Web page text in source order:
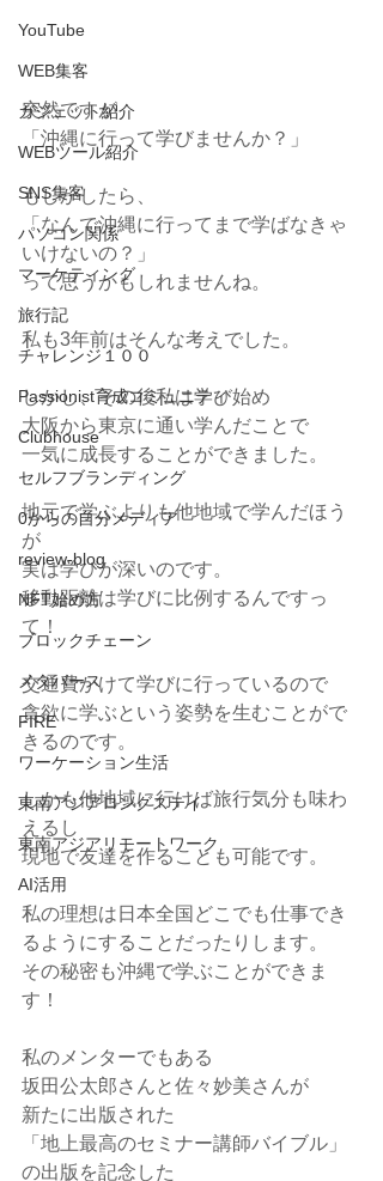
YouTube
WEB集客
ガジェット紹介
WEBツール紹介
SNS集客
パソコン関係
マーケティング
旅行記
チャレンジ１００
Passionist育成コミュニティ
Clubhouse
セルフブランディング
0からの自分メディア
review-blog
NFT始め方
ブロックチェーン
メタバース
FIRE
ワーケーション生活
東南アジアロングステイ
東南アジアリモートワーク
AI活用
突然ですが
「沖縄に行って学びませんか？」
もしかしたら、
「なんで沖縄に行ってまで学ばなきゃ
いけないの？」
って思うかもしれませんね。
私も3年前はそんな考えでした。
しかし、その後私は学び始め
大阪から東京に通い学んだことで
一気に成長することができました。
地元で学ぶよりも他地域で学んだほう
が
実は学びが深いのです。
移動距離は学びに比例するんですっ
て！
交通費かけて学びに行っているので
貪欲に学ぶという姿勢を生むことがで
きるのです。
しかも他地域に行けば旅行気分も味わ
えるし
現地で友達を作ることも可能です。
私の理想は日本全国どこでも仕事でき
るようにすることだったりします。
その秘密も沖縄で学ぶことができま
す！
私のメンターでもある
坂田公太郎さんと佐々妙美さんが
新たに出版された
「地上最高のセミナー講師バイブル」
の出版を記念した